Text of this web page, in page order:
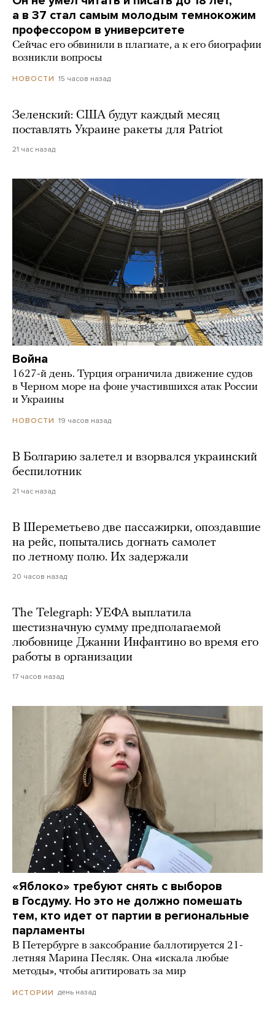
а в 37 стал самым молодым темнокожим
профессором в университете
Сейчас его обвинили в плагиате, а к его биографии
возникли вопросы
НОВОСТИ 15 часов назад
Зеленский: США будут каждый месяц
поставлять Украине ракеты для Patriot
21 час назад
Война
1627-й день. Турция ограничила движение судов
в Черном море на фоне участившихся атак России
и Украины
НОВОСТИ 19 часов назад
В Болгарию залетел и взорвался украинский
беспилотник
21 час назад
В Шереметьево две пассажирки, опоздавшие
на рейс, попытались догнать самолет
по летному полю. Их задержали
20 часов назад
The Telegraph: УЕФА выплатила
шестизначную сумму предполагаемой
любовнице Джанни Инфантино во время его
работы в организации
17 часов назад
«Яблоко» требуют снять с выборов
в Госдуму. Но это не должно помешать
тем, кто идет от партии в региональные
парламенты
В Петербурге в заксобрание баллотируется 21-
летняя Марина Песляк. Она «искала любые
методы», чтобы агитировать за мир
ИСТОРИИ день назад